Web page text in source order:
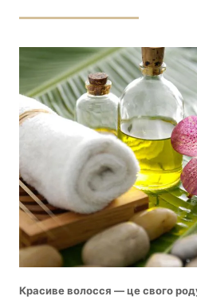
Красиве волосся — це свого